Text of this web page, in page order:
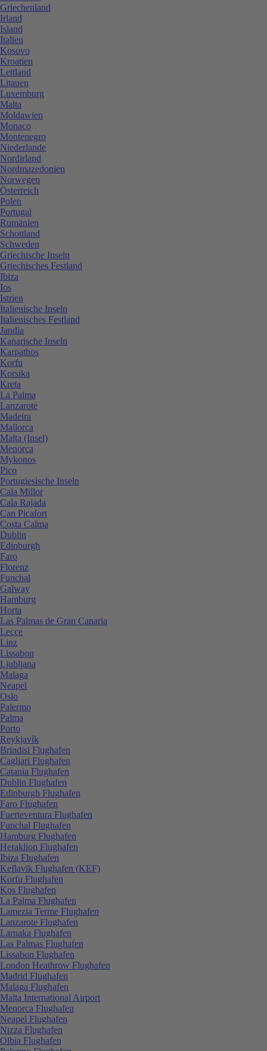
Griechenland
Irland
Island
Italien
Kosovo
Kroatien
Lettland
Litauen
Luxemburg
Malta
Moldawien
Monaco
Montenegro
Niederlande
Nordirland
Nordmazedonien
Norwegen
Österreich
Polen
Portugal
Rumänien
Schottland
Schweden
Griechische Inseln
Griechisches Festland
Ibiza
Ios
Istrien
Italienische Inseln
Italienisches Festland
Jandia
Kanarische Inseln
Karpathos
Korfu
Korsika
Kreta
La Palma
Lanzarote
Madeira
Mallorca
Malta (Insel)
Menorca
Mykonos
Pico
Portugiesische Inseln
Cala Millor
Cala Rajada
Can Picafort
Costa Calma
Dublin
Edinburgh
Faro
Florenz
Funchal
Galway
Hamburg
Horta
Las Palmas de Gran Canaria
Lecce
Linz
Lissabon
Ljubljana
Malaga
Neapel
Oslo
Palermo
Palma
Porto
Reykjavík
Brindisi Flughafen
Cagliari Flughafen
Catania Flughafen
Dublin Flughafen
Edinburgh Flughafen
Faro Flughafen
Fuerteventura Flughafen
Funchal Flughafen
Hamburg Flughafen
Heraklion Flughafen
Ibiza Flughafen
Keflavik Flughafen (KEF)
Korfu Flughafen
Kos Flughafen
La Palma Flughafen
Lamezia Terme Flughafen
Lanzarote Flughafen
Larnaka Flughafen
Las Palmas Flughafen
Lissabon Flughafen
London Heathrow Flughafen
Madrid Flughafen
Malaga Flughafen
Malta International Airport
Menorca Flughafen
Neapel Flughafen
Nizza Flughafen
Olbia Flughafen